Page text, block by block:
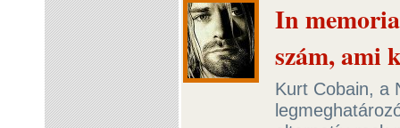
In
szám, ami
Kurt Cobain, a